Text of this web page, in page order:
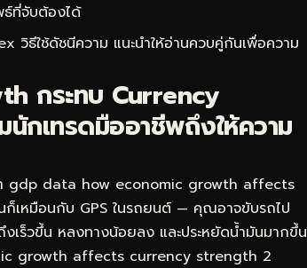
ที่จับต้องได้
วิธีใช้ดัชนีความ แนะนำให้อ่านควบคู่กันเพื่อความ
กระทบ Currency
กเทรดมืออาชีพถึงให้ความ
ว่า gdp data how economic growth affects
เหมือนกับ GPS ในรถยนต์ — คุณอาจขับรถไป
เร็วขึ้น หลงทางน้อยลง และประหยัดน้ำมันมากขึ้น
growth affects currency strength 2